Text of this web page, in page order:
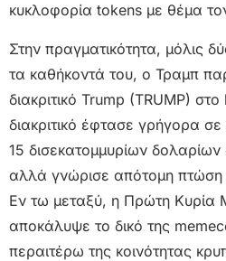
κυκλοφορία tokens με θέμα
Στην πραγματικότητα, μόλις
τα καθήκοντά του, ο Τραμπ
διακριτικό Trump (TRUMP)
διακριτικό έφτασε γρήγορα
15 δισεκατομμυρίων δολαρίων
αλλά γνώρισε απότομη
Εν τω μεταξύ, η Πρώτη Κυρία
αποκάλυψε το δικό της
περαιτέρω της κοινότητας